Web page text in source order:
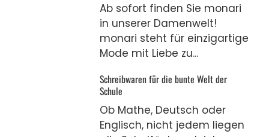
Ab sofort finden Sie monari
in unserer Damenwelt!
monari steht für einzigartige
Mode mit Liebe zu...
Schreibwaren für die bunte Welt der
Schule
Ob Mathe, Deutsch oder
Englisch, nicht jedem liegen